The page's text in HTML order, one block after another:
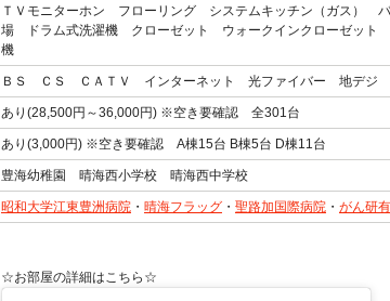
ＴＶモニターホン フローリング システムキッチン（ガス
場 ドラム式洗濯機 クローゼット ウォークインクローゼッ
機
ＢＳ ＣＳ ＣＡＴＶ インターネット 光ファイバー 地デジ
あり(28,500円～36,000円) ※空き要確認 全301台
あり(3,000円) ※空き要確認 A棟15台 B棟5台 D棟11台
豊海幼稚園 晴海西小学校 晴海西中学校
昭和大学江東豊洲病院 ・ 晴海フラッグ ・ 聖路加国際病院 ・ がん研
☆お部屋の詳細はこちら☆